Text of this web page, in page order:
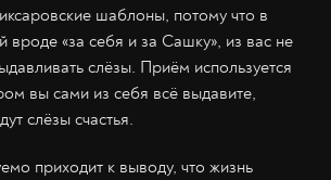
шаблоны, потому что в
вроде «за себя и за Сашку», из вас не
слёзы. Приём используется
вы сами из себя всё выдавите,
слёзы счастья.
приходит к выводу, что жизнь